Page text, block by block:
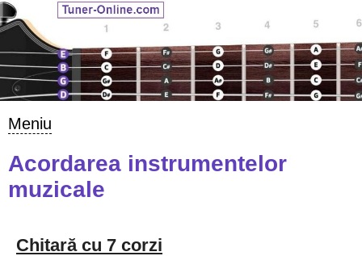
Meniu
Acordarea instrumentelor
muzicale
Chitară cu 7 corzi